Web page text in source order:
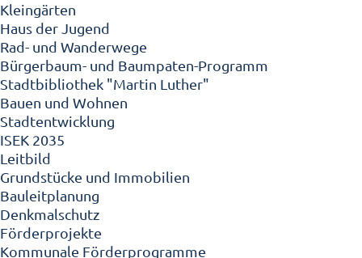
Kleingärten
Haus der Jugend
Rad- und Wanderwege
Bürgerbaum- und Baumpaten-Programm
Stadtbibliothek "Martin Luther"
Bauen und Wohnen
Stadtentwicklung
ISEK 2035
Leitbild
Grundstücke und Immobilien
Bauleitplanung
Denkmalschutz
Förderprojekte
Kommunale Förderprogramme